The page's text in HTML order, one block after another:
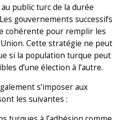
public turc de la durée
gouvernements successifs
cohérente pour remplir les
Cette stratégie ne peut
si la population turque peut
d’une élection à l’autre.
s’imposer aux
les suivantes :